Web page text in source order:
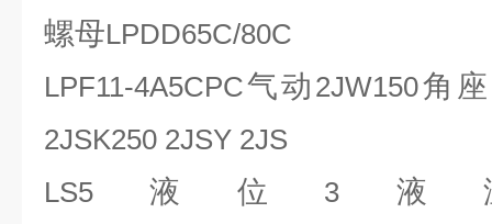
螺母LPDD65C/80C
LPF11-4A5CPC气动 2JW150角
2JSK250 2JSY 2JS
LS5 液位 3 液